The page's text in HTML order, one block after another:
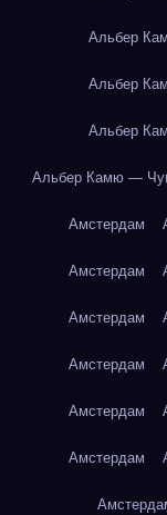
Альбер
Альбер
Альбер
Альбер Камю —
Амстердам
Амстердам
Амстердам
Амстердам
Амстердам
Амстердам